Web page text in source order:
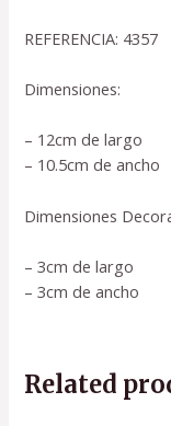
REFERENCIA: 4357
Dimensiones:
– 12cm de largo
– 10.5cm de ancho
Dimensiones
– 3cm de largo
– 3cm de ancho
Related